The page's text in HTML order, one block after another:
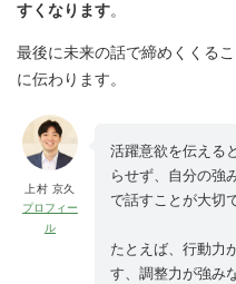
すくなります。
最後に未来の話で締めくくる
に伝わります。
上村 京久
プロフィー
ル
活躍意欲を伝える
らせず、自分の強
で話すことが大切
たとえば、行動力
す、調整力が強み